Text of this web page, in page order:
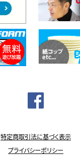
特定商取引法に基づく表示
プライバシーポリシー